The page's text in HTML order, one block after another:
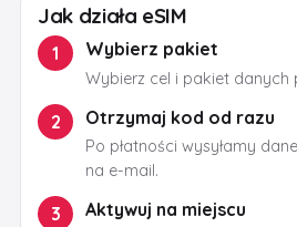
Jak działa eSIM
1 Wybierz pakiet
Wybierz cel i pakiet
2 Otrzymaj kod od razu
Po płatności wysyłamy
na e-mail.
3 Aktywuj na miejscu